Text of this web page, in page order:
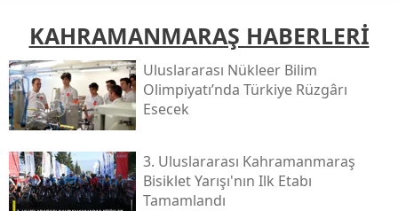
KAHRAMANMARAŞ HABERLERİ
Uluslararası Nükleer Bilim
Olimpiyatı’nda Türkiye Rüzgârı
Esecek
3. Uluslararası Kahramanmaraş
Bisiklet Yarışı'nın Ilk Etabı
Tamamlandı